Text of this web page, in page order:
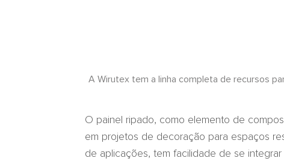
A Wirutex tem a linha completa de recursos
O painel ripado, como elemento de
em projetos de decoração para espaços
de aplicações, tem facilidade de se